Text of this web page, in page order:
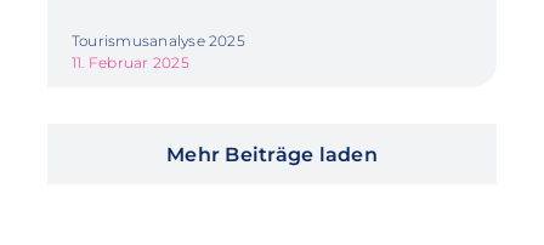
Tourismusanalyse 2025
11. Februar 2025
Mehr Beiträge laden